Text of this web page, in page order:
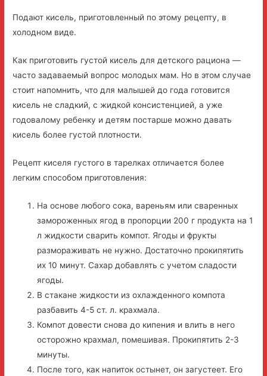
Подают кисель, приготовленный по этому рецепту, в
холодном виде.
Как приготовить густой кисель для детского рациона —
часто задаваемый вопрос молодых мам. Но в этом случае
стоит напомнить, что для малышей до года готовится
кисель не сладкий, с жидкой консистенцией, а уже
годовалому ребенку и детям постарше можно давать
кисель более густой плотности.
Рецепт киселя густого в тарелках отличается более
легким способом приготовления:
На основе любого сока, вареньям или сваренных
замороженных ягод в пропорции 200 г продукта на 1
л жидкости сварить компот. Ягоды и фрукты
размораживать не нужно. Достаточно прокипятить
их 10 минут. Сахар добавлять с учетом сладости
ягоды.
В стакане жидкости из охлажденного компота
разбавить 4-5 ст. л. крахмала.
Компот довести снова до кипения и влить в него
осторожно крахмал, помешивая. Прокипятить 2-3
минуты.
После того, как напиток остынет, он загустеет. Его